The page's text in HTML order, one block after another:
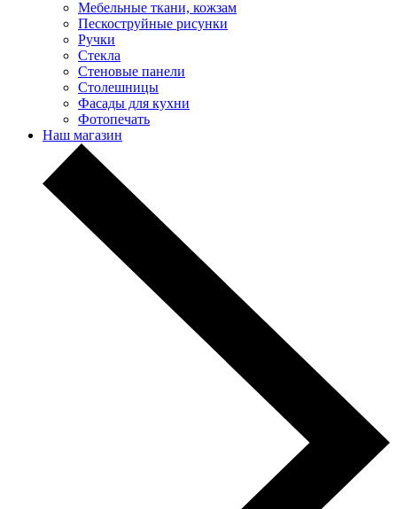
Мебельные ткани, кожзам
Пескоструйные рисунки
Ручки
Стекла
Стеновые панели
Столешницы
Фасады для кухни
Фотопечать
Наш магазин